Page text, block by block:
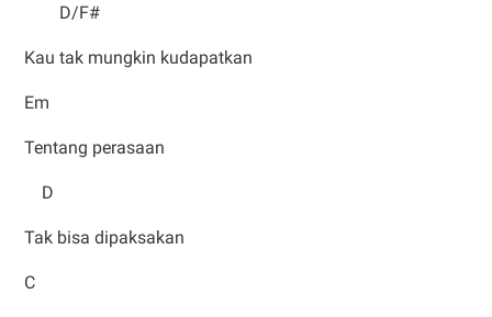
D/F#
Kau tak mungkin kudapatkan
Em
Tentang perasaan
D
Tak bisa dipaksakan
C